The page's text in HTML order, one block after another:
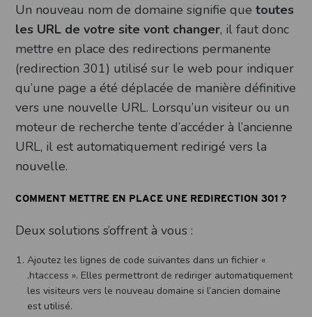
Un nouveau nom de domaine signifie quetoutes
les URL de votre site vont changer, il faut donc
mettre en place des redirections permanente
(redirection 301) utilisé sur le web pour indiquer
qu’une page a été déplacée de manière définitive
vers une nouvelle URL. Lorsqu’un visiteur ou un
moteur de recherche tente d’accéder à l’ancienne
URL, il est automatiquement redirigé vers la
nouvelle.
COMMENT METTRE EN PLACE UNE REDIRECTION 301 ?
Deux solutions s’offrent à vous :
Ajoutez les lignes de code suivantes dans un fichier «
.htaccess ». Elles permettront de rediriger automatiquement
les visiteurs vers le nouveau domaine si l’ancien domaine
est utilisé.